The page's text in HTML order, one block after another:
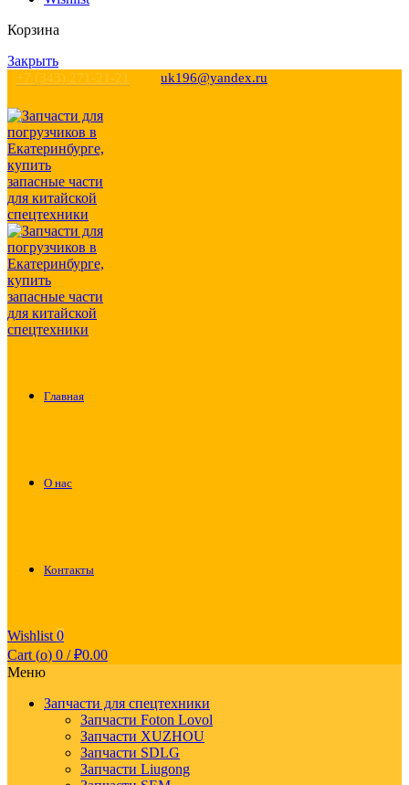
Корзина
Закрыть
+7 (343) 271-21-21 uk196@yandex.ru
Главная
О нас
Контакты
Wishlist 0
Cart (o) 0 / ₽0.00
Меню
Запчасти для спецтехники
Запчасти Foton Lovol
Запчасти XUZHOU
Запчасти SDLG
Запчасти Liugong